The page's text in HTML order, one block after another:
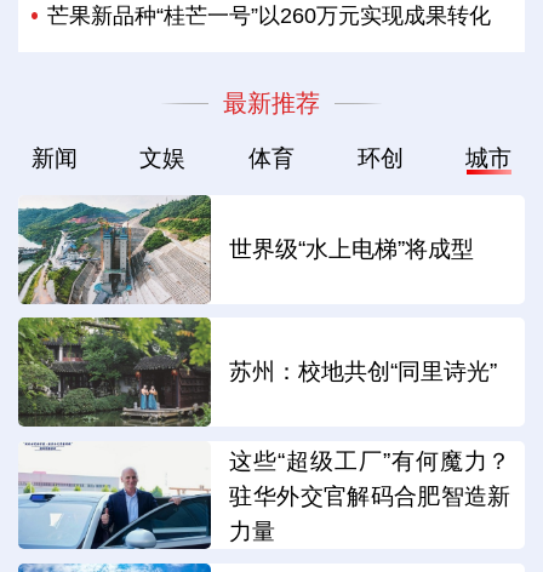
芒果新品种“桂芒一号”以260万元实现成果转化
最新推荐
新闻 文娱 体育 环创 城市
世界级“水上电梯”将成型
苏州：校地共创“同里诗光”
这些“超级工厂”有何魔力？
驻华外交官解码合肥智造新
力量